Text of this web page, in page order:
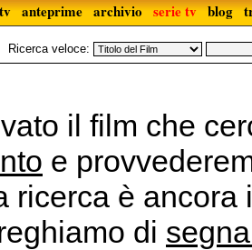
anteprime archivio serie tv blog
Ricerca veloce:
il film che
e
ricerca è
di